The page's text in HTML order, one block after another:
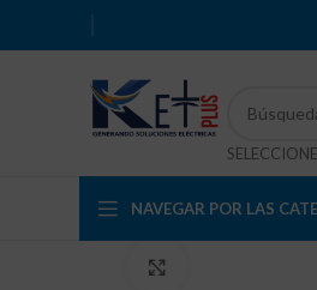
NAVEGAR POR LAS